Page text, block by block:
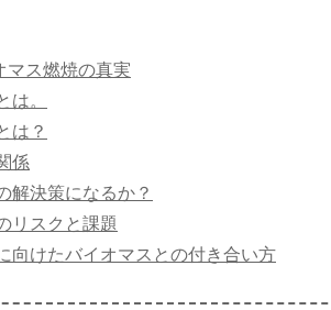
マス燃焼の真実
は。
は？
係
解決策になるか？
リスクと課題
向けたバイオマスとの付き合い方